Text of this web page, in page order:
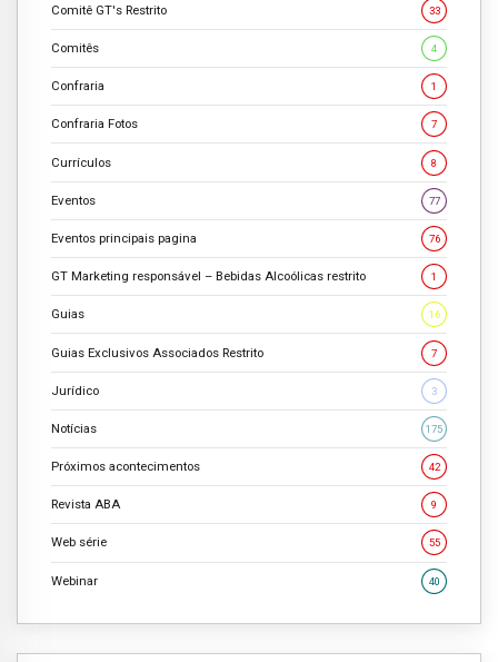
Comitê GT's Restrito 33
Comitês 4
Confraria 1
Confraria Fotos 7
Currículos 8
Eventos 77
Eventos principais pagina 76
GT Marketing responsável – Bebidas Alcoólicas restrito 1
Guias 16
Guias Exclusivos Associados Restrito 7
Jurídico 3
Notícias 175
Próximos acontecimentos 42
Revista ABA 9
Web série 55
Webinar 40